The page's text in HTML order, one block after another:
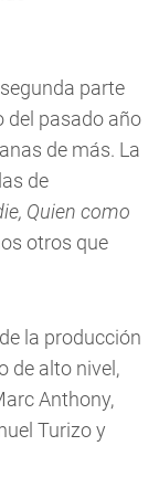
parte
del pasado año
de más. La
de
Quien como
otros que
la producción
de alto nivel,
Anthony,
Turizo y